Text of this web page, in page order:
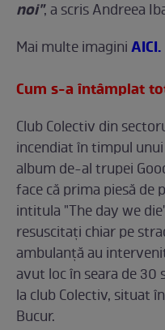
noi", a scris Andreea
Mai multe imaginiAICI.
Cum s-a întâmplat
Club Colectiv din
incendiat în timpul
album de-al trupei
face că prima piesă de
intitula "The day we
resuscitaţi chiar pe
ambulanţă au
avut loc în seara de 30
la club Colectiv, situat
Bucur.